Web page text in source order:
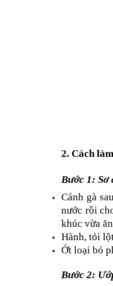
2. Cách
Bước 1: Sơ
Cánh gà
nước rồi
khúc vừa
Hành, tỏi
Ớt loại bỏ
Bước 2: